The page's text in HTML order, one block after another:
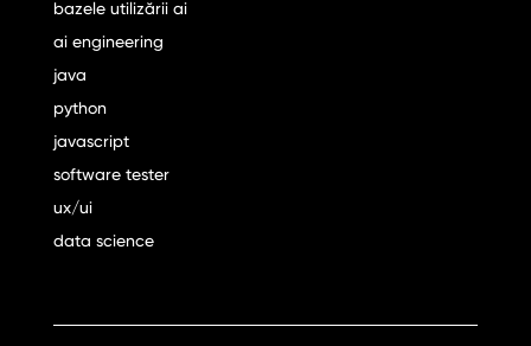
bazele utilizării ai
ai engineering
java
python
javascript
software tester
ux/ui
data science